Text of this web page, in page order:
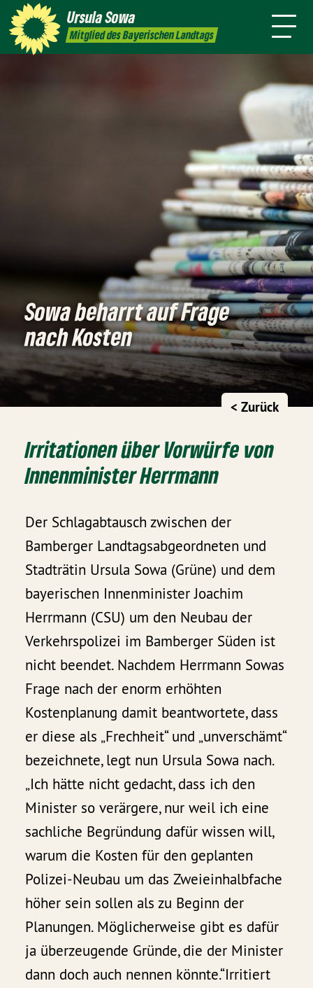
UrsulaSowa
Mitglied des Bayerischen Landtags
Newsletter Transparenz
mich Sprache
Sowa beharrt auf Frage
nach Kosten
< Zurück
Irritationen über Vorwürfe von
Innenminister Herrmann
Der Schlagabtausch zwischen der
Bamberger Landtagsabgeordneten und
Stadträtin Ursula Sowa (Grüne) und dem
bayerischen Innenminister Joachim
Herrmann (CSU) um den Neubau der
Verkehrspolizei im Bamberger Süden ist
nicht beendet. Nachdem Herrmann Sowas
Frage nach der enorm erhöhten
Kostenplanung damit beantwortete, dass
er diese als „Frechheit“ und „unverschämt“
bezeichnete, legt nun Ursula Sowa nach.
„Ich hätte nicht gedacht, dass ich den
Minister so verärgere, nur weil ich eine
sachliche Begründung dafür wissen will,
warum die Kosten für den geplanten
Polizei-Neubau um das Zweieinhalbfache
höher sein sollen als zu Beginn der
Planungen. Möglicherweise gibt es dafür
ja überzeugende Gründe, die der Minister
dann doch auch nennen könnte.“Irritiert